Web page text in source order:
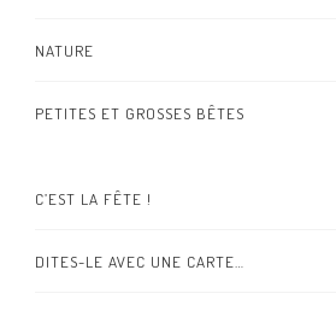
NATURE
PETITES ET GROSSES BÊTES
C’EST LA FÊTE !
DITES-LE AVEC UNE CARTE…